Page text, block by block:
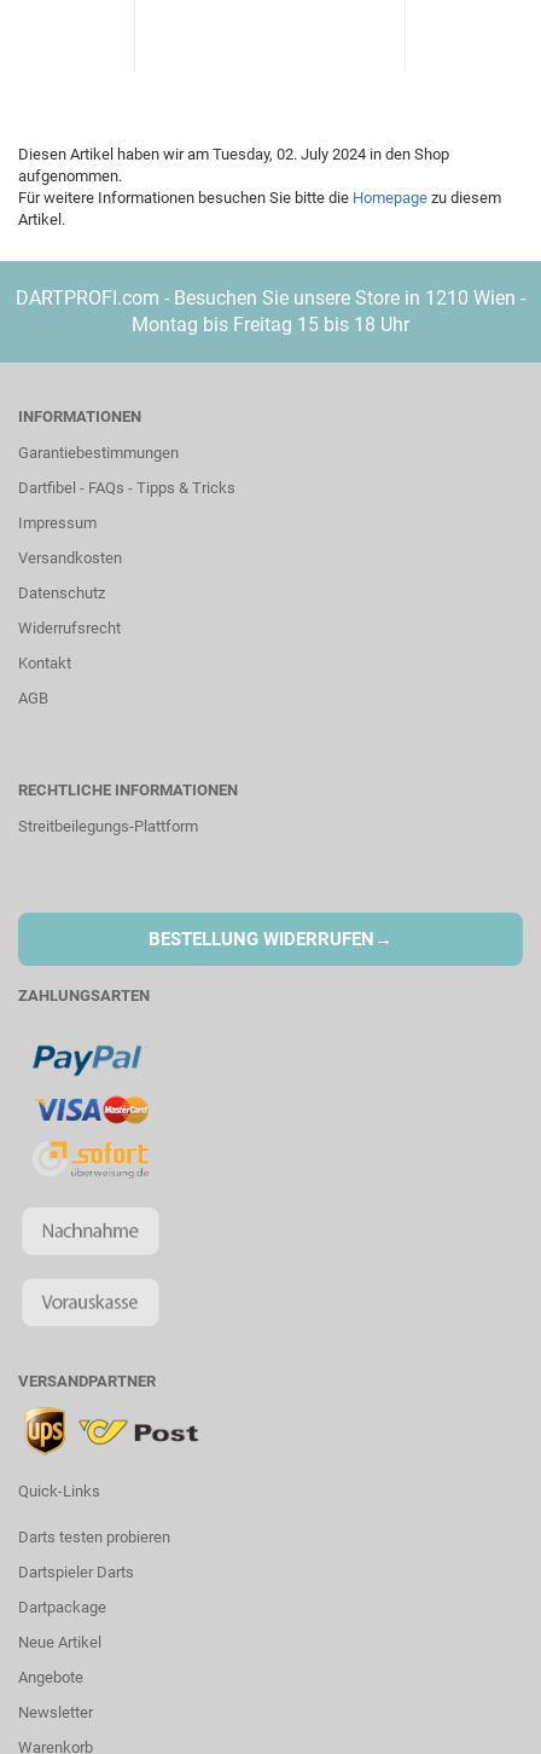
Diesen Artikel haben wir am Tuesday, 02. July 2024 in den Shop
aufgenommen.
Für weitere Informationen besuchen Sie bitte die Homepage zu diesem
Artikel.
DARTPROFI.com - Besuchen Sie unsere Store in 1210 Wien -
Montag bis Freitag 15 bis 18 Uhr
INFORMATIONEN
Garantiebestimmungen
Dartfibel - FAQs - Tipps & Tricks
Impressum
Versandkosten
Datenschutz
Widerrufsrecht
Kontakt
AGB
RECHTLICHE INFORMATIONEN
Streitbeilegungs-Plattform
BESTELLUNG WIDERRUFEN →
ZAHLUNGSARTEN
VERSANDPARTNER
Quick-Links
Darts testen probieren
Dartspieler Darts
Dartpackage
Neue Artikel
Angebote
Newsletter
Warenkorb